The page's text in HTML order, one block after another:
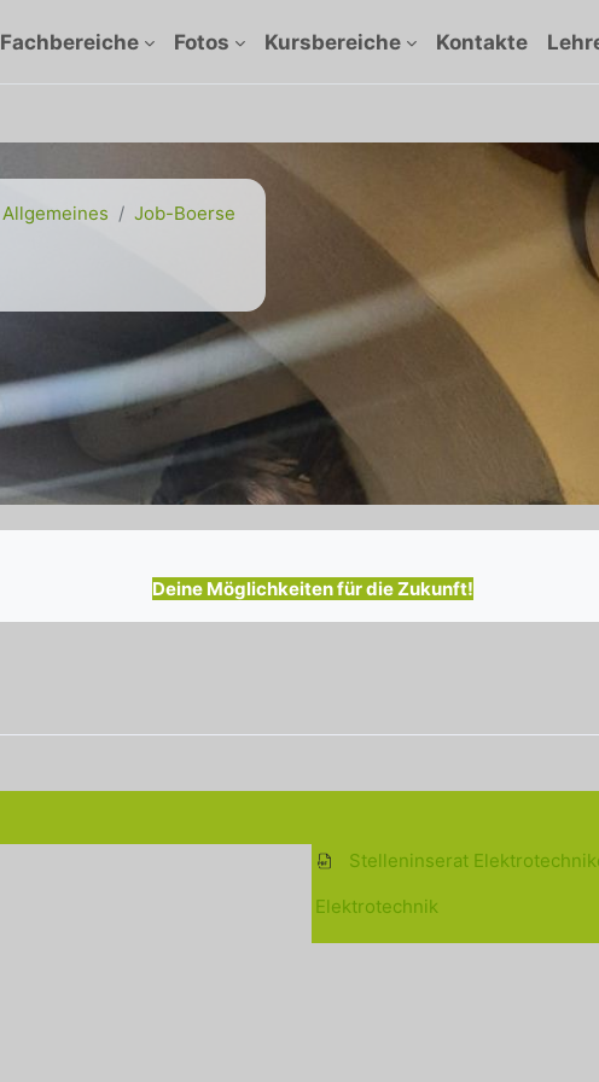
Fachbereiche Fotos Kursbereiche Kontakte
Allgemeines Job-Boerse
Deine Möglichkeiten für die Zukunft!
Stelleninserat
Elektrotechnik